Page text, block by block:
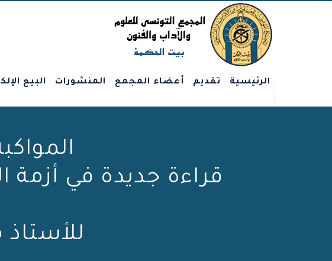
الرئيسية تقديم أعضاء المجمع المنشورات البيع